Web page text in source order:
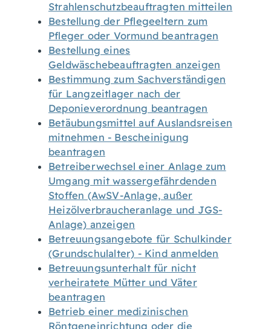
Strahlenschutzbeauftragten mitteilen
Bestellung der Pflegeeltern zum
Pfleger oder Vormund beantragen
Bestellung eines
Geldwäschebeauftragten anzeigen
Bestimmung zum Sachverständigen
für Langzeitlager nach der
Deponieverordnung beantragen
Betäubungsmittel auf Auslandsreisen
mitnehmen - Bescheinigung
beantragen
Betreiberwechsel einer Anlage zum
Umgang mit wassergefährdenden
Stoffen (AwSV-Anlage, außer
Heizölverbraucheranlage und JGS-
Anlage) anzeigen
Betreuungsangebote für Schulkinder
(Grundschulalter) - Kind anmelden
Betreuungsunterhalt für nicht
verheiratete Mütter und Väter
beantragen
Betrieb einer medizinischen
Röntgeneinrichtung oder die